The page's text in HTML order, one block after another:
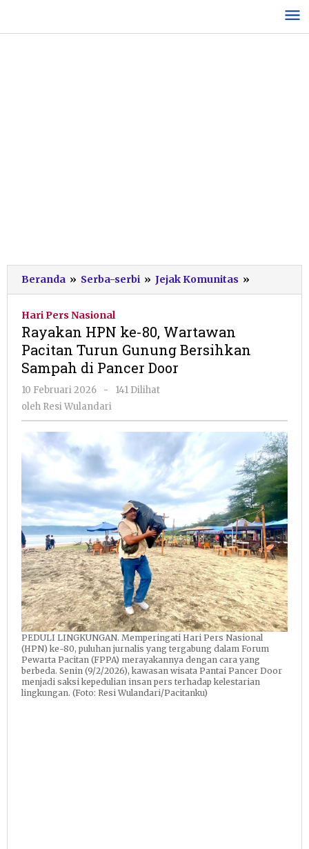
konten
Beranda » Serba-serbi » Jejak Komunitas »
HPN
di
Pancer
Door
Hari Pers Nasional
Rayakan HPN ke-80, Wartawan
Pacitan Turun Gunung Bersihkan
Sampah di Pancer Door
10 Februari 2026
oleh
Resi
-
141 Dilihat
oleh Resi Wulandari
PEDULI LINGKUNGAN. Memperingati Hari Pers Nasional
(HPN) ke-80, puluhan jurnalis yang tergabung dalam Forum
Pewarta Pacitan (FPPA) merayakannya dengan cara yang
berbeda. Senin (9/2/2026), kawasan wisata Pantai Pancer Door
menjadi saksi kepedulian insan pers terhadap kelestarian
lingkungan. (Foto: Resi Wulandari/Pacitanku)